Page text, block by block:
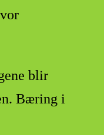
blir
Bæring i